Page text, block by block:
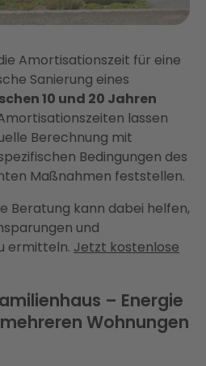
Amortisationszeit für eine
Sanierung eines
10 und 20 Jahren
lassen
Berechnung mit
Bedingungen des
Maßnahmen feststellen.
Beratung kann dabei helfen,
und
ermitteln. Jetzt kostenlose
– Energie
Wohnungen